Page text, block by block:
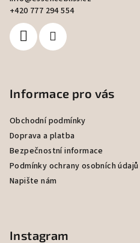
+420 777 294 554
Informace pro vás
Obchodní podmínky
Doprava a platba
Bezpečnostní informace
Podmínky ochrany osobních údajů
Napište nám
Instagram